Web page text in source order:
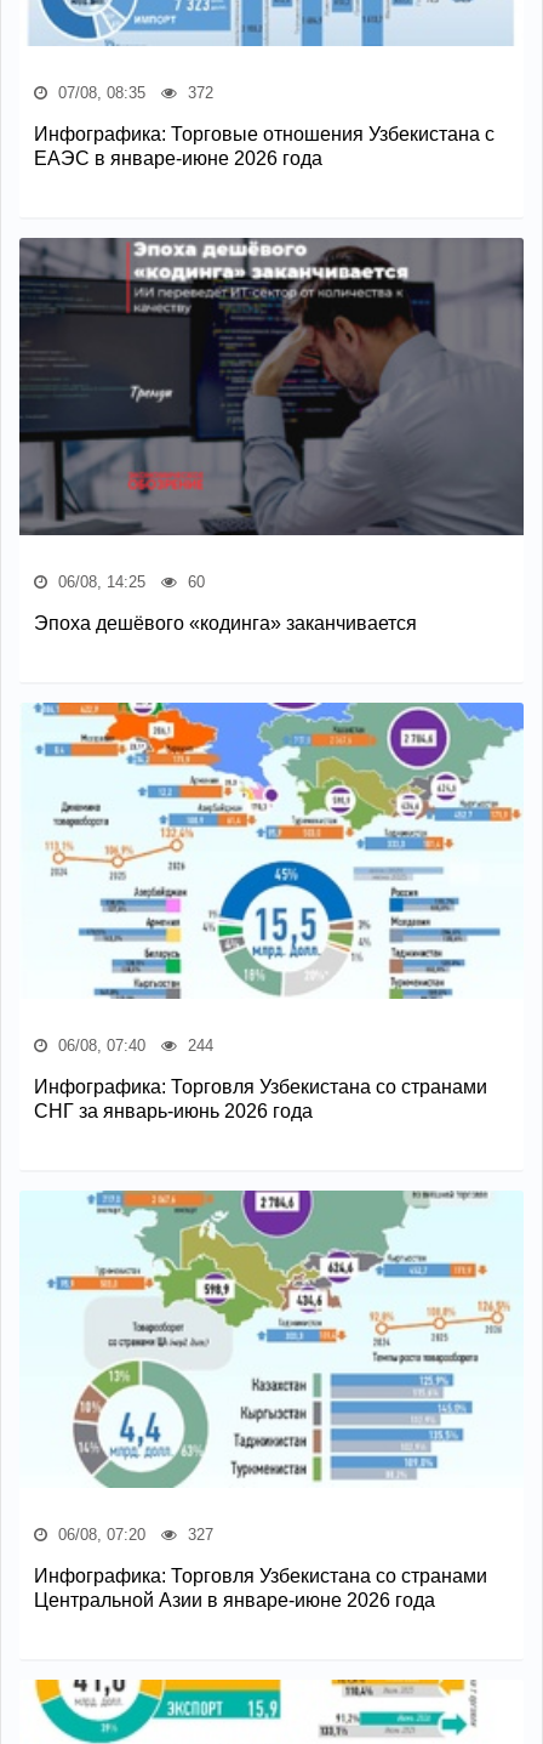
07/08, 08:35 372
Инфографика: Торговые отношения Узбекистана с
ЕАЭС в январе-июне 2026 года
06/08, 14:25 60
Эпоха дешёвого «кодинга» заканчивается
06/08, 07:40 244
Инфографика: Торговля Узбекистана со странами
СНГ за январь-июнь 2026 года
06/08, 07:20 327
Инфографика: Торговля Узбекистана со странами
Центральной Азии в январе-июне 2026 года